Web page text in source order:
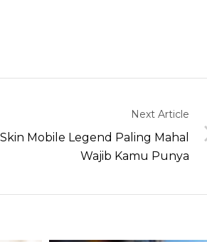
Next Article
Skin Mobile Legend Paling Mahal
Wajib Kamu Punya